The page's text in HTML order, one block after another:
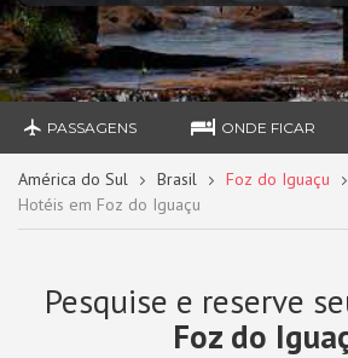
PASSAGENS ONDE FICAR
América do Sul Brasil
Foz do Iguaçu
Hotéis em Foz do Iguaçu
Pesquise e reserve
Foz do